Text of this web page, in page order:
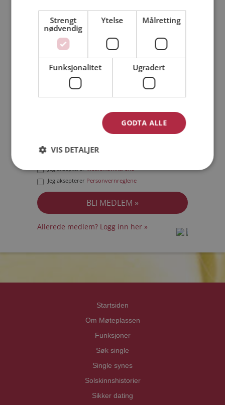
Bli medlem gratis!
Jeg er en: Mann Kvinne
Min alder:
Jeg akseptererMedlemsvilkårene
Jeg aksepterer Personvernreglene
Allerede medlem? Logg inn her »
Startsiden
Om Møteplassen
Funksjoner
Søk single
Single synes
Solskinnshistorier
Sikker dating
Strengt
nødvendig
Ytelse Målretting
Funksjonalitet Ugradert
GODTA ALLE
VIS DETALJER